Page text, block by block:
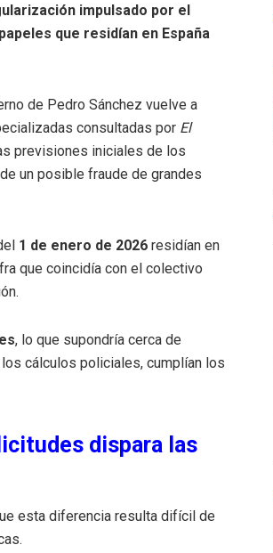
impulsado por el
que residían en España
de Pedro Sánchez vuelve a
consultadas por El
previsiones iniciales de los
un posible fraude de grandes
1 de enero de 2026 residían en
que coincidía con el colectivo
, lo que supondría cerca de
cálculos policiales, cumplían los
dispara las
esta diferencia resulta difícil de